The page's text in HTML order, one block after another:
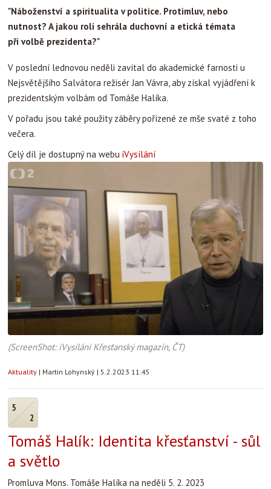
"Náboženství a spiritualita v politice. Protimluv, nebo
nutnost? A jakou roli sehrála duchovní a etická témata
při volbě prezidenta?"
V poslední lednovou neděli zavítal do akademické farnosti u
Nejsvětějšího Salvátora režisér Jan Vávra, aby získal vyjádření k
prezidentským volbám od Tomáše Halíka.
V pořadu jsou také použity záběry pořízené ze mše svaté z toho
večera.
Celý díl je dostupný na webu iVysílání
(ScreenShot: iVysílání Křesťanský magazín, ČT)
Aktuality | Martin Lohynský | 5.2.2023 11:45
5
2
Tomáš Halík: Identita křesťanství - sůl
a světlo
Promluva Mons. Tomáše Halíka na neděli 5. 2. 2023